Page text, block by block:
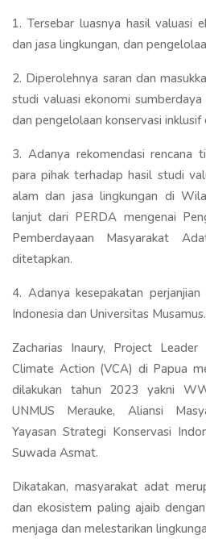
1. Tersebar luasnya hasil valuasi
dan jasa lingkungan, dan
2. Diperolehnya saran dan
studi valuasi ekonomi
dan pengelolaan konservasi
3. Adanya rekomendasi rencana
para pihak terhadap hasil studi
alam dan jasa lingkungan di
lanjut dari PERDA mengenai
Pemberdayaan Masyarakat
ditetapkan.
4. Adanya kesepakatan
Indonesia dan Universitas Musamus.
Zacharias Inaury, Project
Climate Action (VCA) di Papua
dilakukan tahun 2023 yakni
UNMUS Merauke, Aliansi
Yayasan Strategi Konservasi
Suwada Asmat.
Dikatakan, masyarakat adat
dan ekosistem paling ajaib
menjaga dan melestarikan